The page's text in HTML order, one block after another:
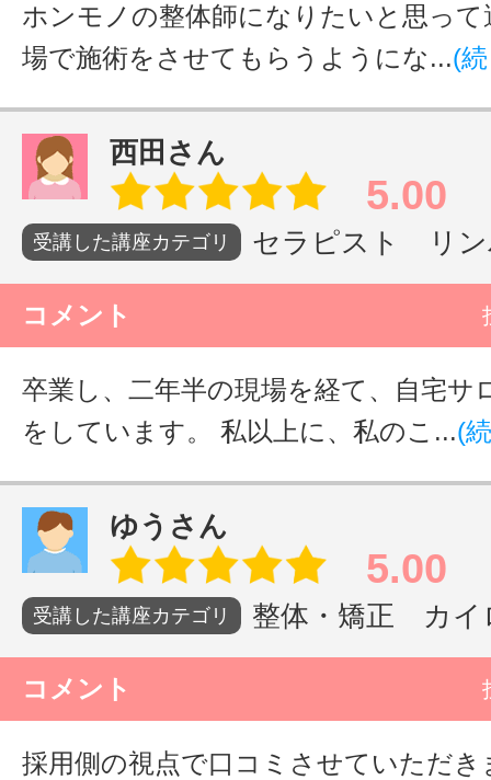
ホンモノの整体師になりたいと思っ
場で施術をさせてもらうようにな...(
西田さん
5.00
受講した講座カテゴリ セラピスト リン
コメント
卒業し、二年半の現場を経て、自宅サ
をしています。 私以上に、私のこ...(
ゆうさん
5.00
受講した講座カテゴリ 整体・矯正 カイ
コメント
採用側の視点で口コミさせていただき